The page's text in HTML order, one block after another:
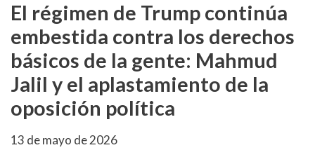
El régimen de Trump continúa
embestida contra los derechos
básicos de la gente: Mahmud
Jalil y el aplastamiento de la
oposición política
13 de mayo de 2026